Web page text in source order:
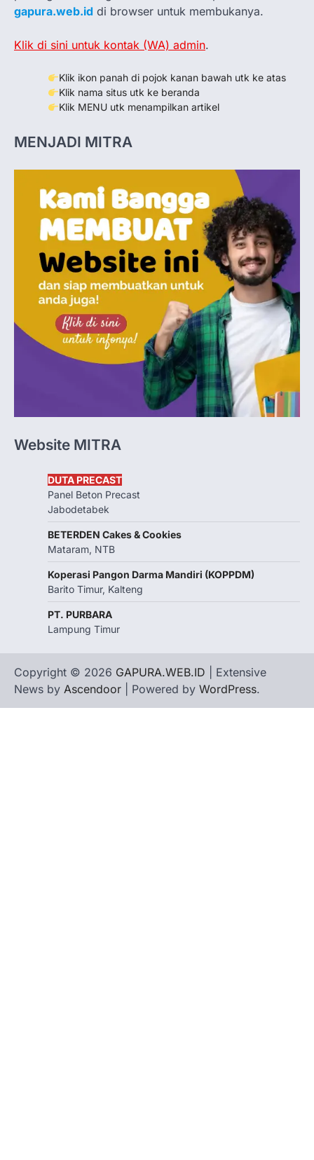
gapura.web.id di browser untuk membukanya.
Klik di sini untuk kontak (WA) admin.
Klik ikon panah di pojok kanan bawah utk ke atas
Klik nama situs utk ke beranda
Klik MENU utk menampilkan artikel
MENJADI MITRA
Website MITRA
DUTA PRECAST
Panel Beton Precast
Jabodetabek
BETERDEN Cakes & Cookies
Mataram, NTB
Koperasi Pangon Darma Mandiri (KOPPDM)
Barito Timur, Kalteng
PT. PURBARA
Lampung Timur
Copyright © 2026 GAPURA.WEB.ID | Extensive
News by Ascendoor | Powered by WordPress.